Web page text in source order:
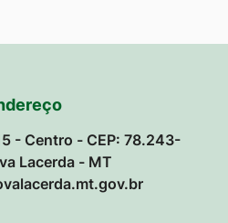
- Centro - CEP: 78.243-
Lacerda - MT